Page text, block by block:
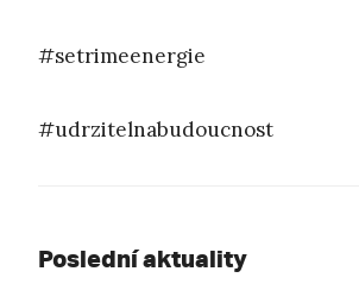
#setrimeenergie
#udrzitelnabudoucnost
Poslední aktuality